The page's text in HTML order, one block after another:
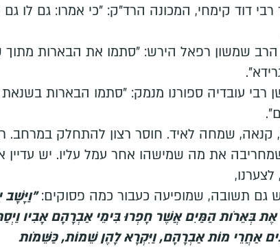
רבי דוד קימחי, המכונה הרד"ק: "כי אמרו: גם לו גם
הרב שמשון רפאל הירש: "סתמו את הבארות
רבי עובדיה ספורנו מנמק: "סתמו הבארות בשנאת
קנאה, שמחה לאיד. חוסר רצון להתחלק במרחב.
את מה שמישהו אחר עמל עליו. יש עדיין
גם תשובה, שמופיעה כעבור כמה פסוקים:"וַיָּשָׁב
אֶת בְּאֵרֹות הַמַּיִם אֲשֶׁר חָפְרוּ בִּימֵי אַבְרָהָם אָבִיו
אַחֲרֵי מוֹת אַבְרָהָם, וַיִּקְרָא לָהֶן שֵׁמוֹת, כַּשֵּׁמֹות